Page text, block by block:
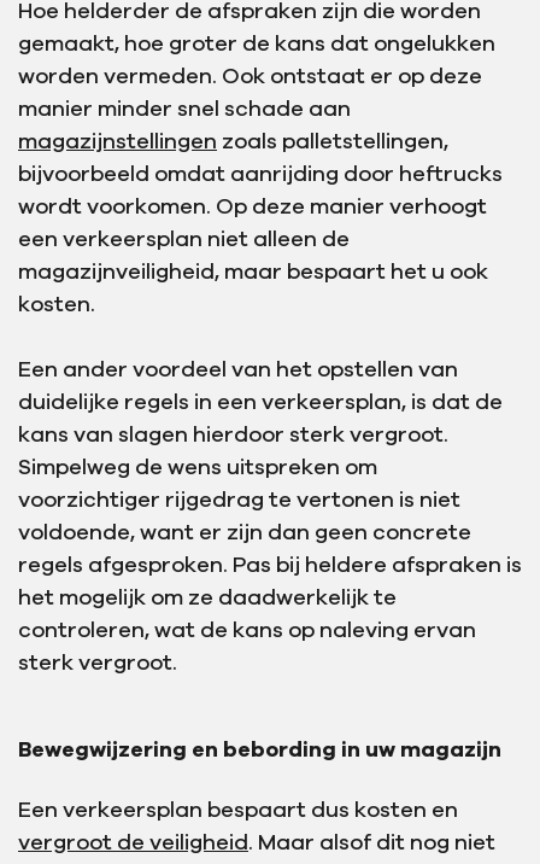
Hoe helderder de afspraken zijn die worden
gemaakt, hoe groter de kans dat ongelukken
worden vermeden. Ook ontstaat er op deze
manier minder snel schade aan
magazijnstellingen zoals palletstellingen,
bijvoorbeeld omdat aanrijding door heftrucks
wordt voorkomen. Op deze manier verhoogt
een verkeersplan niet alleen de
magazijnveiligheid, maar bespaart het u ook
kosten.
Een ander voordeel van het opstellen van
duidelijke regels in een verkeersplan, is dat de
kans van slagen hierdoor sterk vergroot.
Simpelweg de wens uitspreken om
voorzichtiger rijgedrag te vertonen is niet
voldoende, want er zijn dan geen concrete
regels afgesproken. Pas bij heldere afspraken is
het mogelijk om ze daadwerkelijk te
controleren, wat de kans op naleving ervan
sterk vergroot.
Bewegwijzering en bebording in uw magazijn
Een verkeersplan bespaart dus kosten en
vergroot de veiligheid . Maar alsof dit nog niet